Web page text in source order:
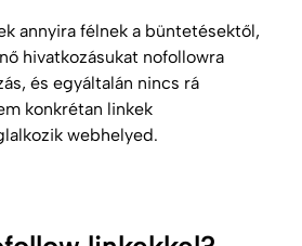
annyira félnek a büntetésektől,
hivatkozásukat nofollowra
és egyáltalán nincs rá
konkrétan linkek
webhelyed.